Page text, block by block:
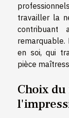
travailler la
contribuant
en soi, qui
pièce
Choix